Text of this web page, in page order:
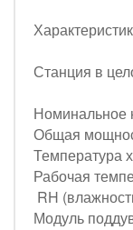
Станция в
Номинальное
Общая
Температура
Рабочая
RH
Модуль